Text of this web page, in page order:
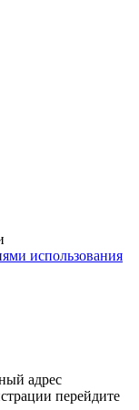
использования
адрес
перейдите